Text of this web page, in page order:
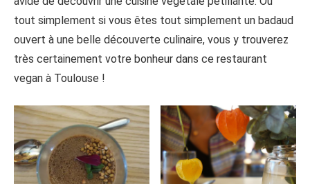
tout simplement si vous êtes tout simplement un badaud
ouvert à une belle découverte culinaire, vous y trouverez
très certainement votre bonheur dans ce restaurant
vegan à Toulouse !